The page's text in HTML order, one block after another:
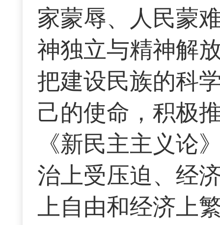
家蒙辱、人民蒙
神独立与精神解
把建设民族的科
己的使命，积极
《新民主主义论
治上受压迫、经
上自由和经济上